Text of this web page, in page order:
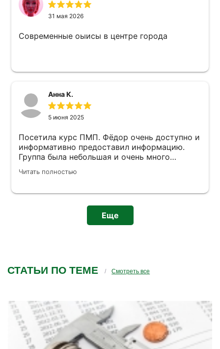
31 мая 2026
Современные оыисы в центре города
Анна К.
5 июня 2025
Посетила курс ПМП. Фёдор очень доступно и
информативно предоставил информацию.
Группа была небольшая и очень много
времени было уделено практики. Рекомендую
всем этот курс, так как эти навыки могут
доброжелательные сотрудники, удобное
местоположение.
Читать полностью
Еще
СТАТЬИ ПО ТЕМЕ Смотреть все